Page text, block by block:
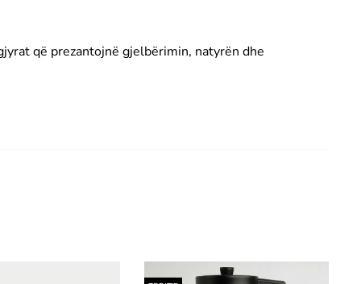
që prezantojnë gjelbërimin, natyrën dhe